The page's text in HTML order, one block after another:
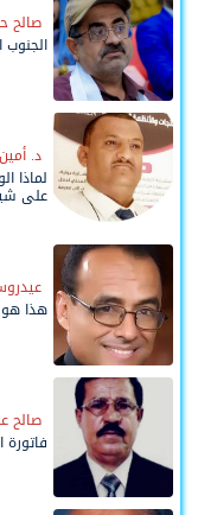
صالح
د.
لماذا
على
هذا
صالح